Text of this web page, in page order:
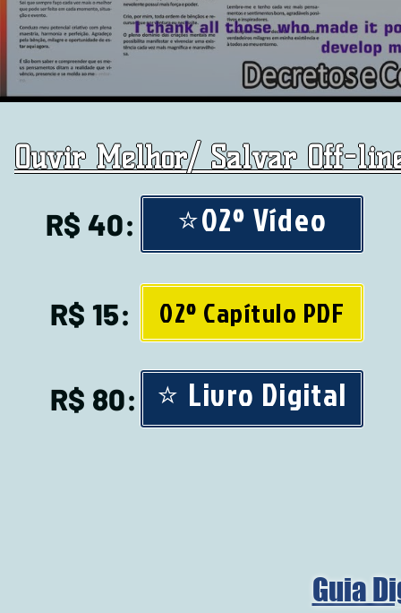
Ouvir Melhor/ Salvar Off-
R$ 40:
⭐02º Vídeo
R$ 15: 02º Capítulo PDF
R$ 80: ⭐ Livro Digital
Guia